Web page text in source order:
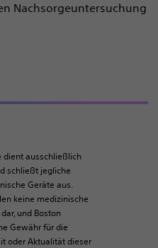
Nachsorgeuntersuchung
dient ausschließlich
schließt jegliche
Geräte aus.
keine medizinische
und Boston
Gewähr für die
oder Aktualität dieser